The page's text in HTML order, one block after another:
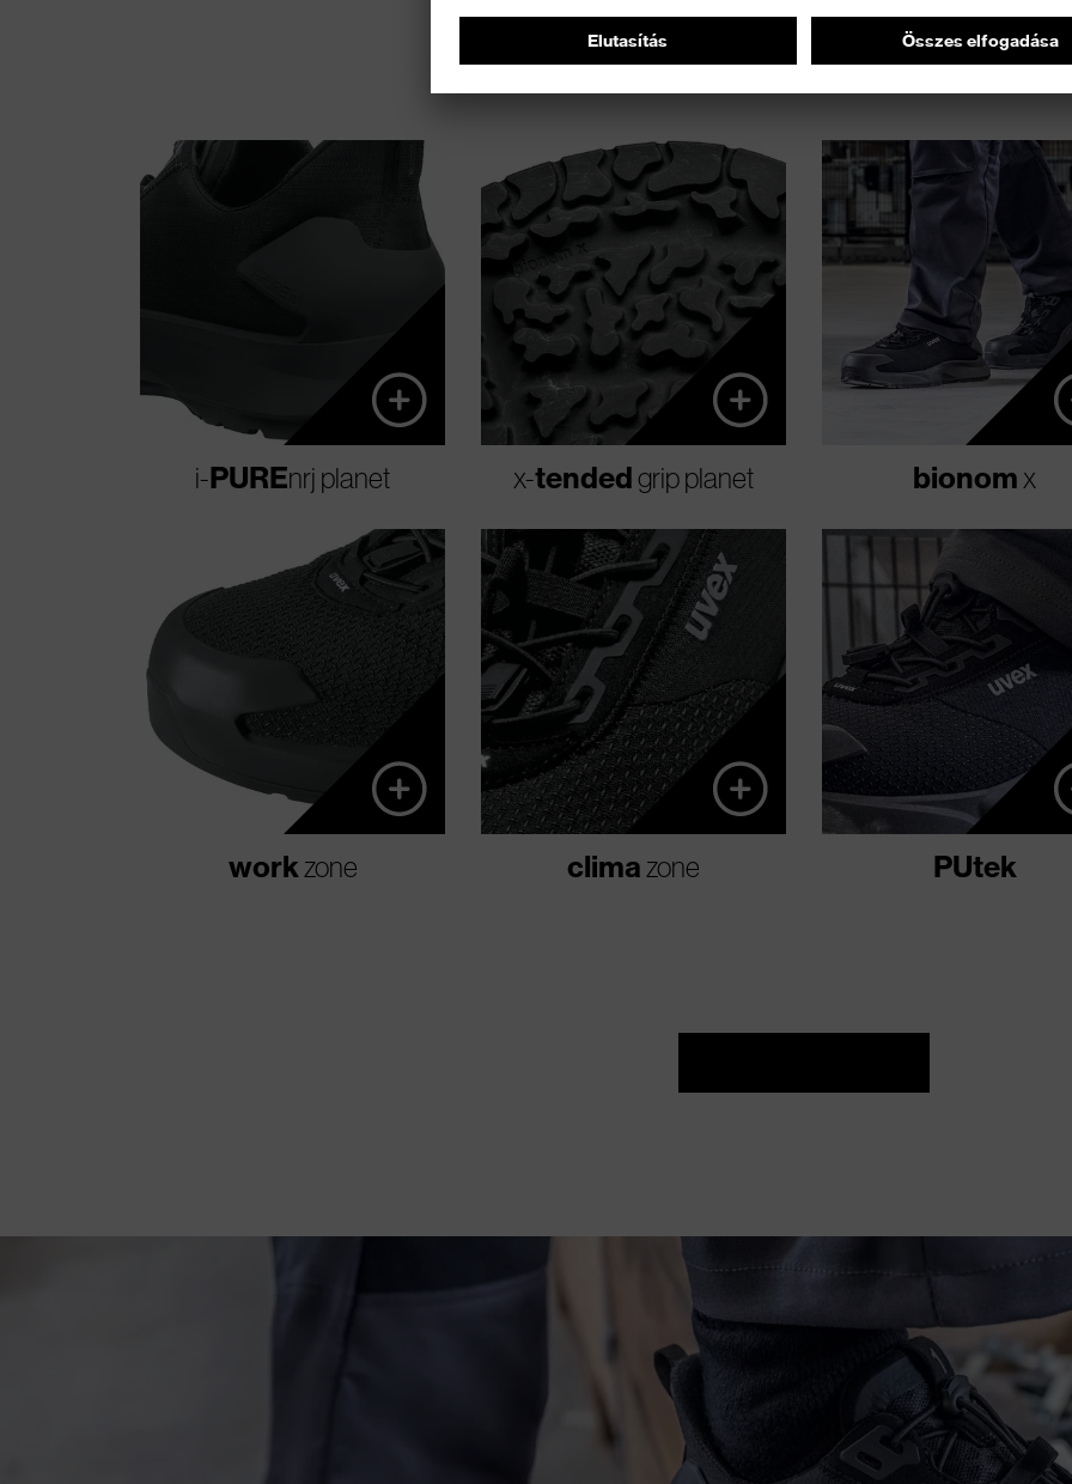
a csillapítás és stabilitás
fogalmát.
i-PUREnrj planet
Az akár 10%-nyi
újrahasznosított PU-
granulátumot tartalmazó
TPU külső talp
kopásállóságról és
csúszásgátlásról
gondoskodik a sima és
nedves talajokon.
x-tendedgrip planet
Egyedülálló
biomechanikán
munkavédelmi
bionom x
Védelem a láb elülső részén
a dinamikus orrmerevítő,
valamint a nagy
teljesítményű PUtek
SPIDER felsőrészanyag
révén, a nagy
igénybevétellel járó
tevékenységekhez.
work zone
Az innovatív
klímaszabályozó rendszer
optimalizálja a
légáteresztést és a
klímakezelést a
munkavédelmi lábbeliben,
növelve a viselési
kényelmet.
clima zone
A PU-bevonatú
szálak egy
kopásálló,
rugalmas 3D-
alkotnak. A PUtek
olyan szakadásálló,
PUtek